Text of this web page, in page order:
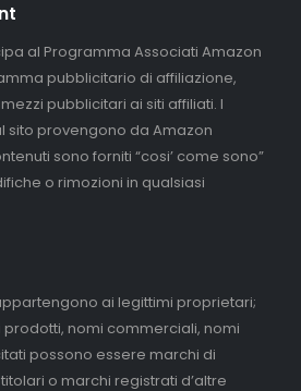
al Programma Associati Amazon
pubblicitario di affiliazione,
pubblicitari ai siti affiliati. I
sito provengono da Amazon
sono forniti “cosi’ come sono”
o rimozioni in qualsiasi
ai legittimi proprietari;
prodotti, nomi commerciali, nomi
possono essere marchi di
o marchi registrati d’altre